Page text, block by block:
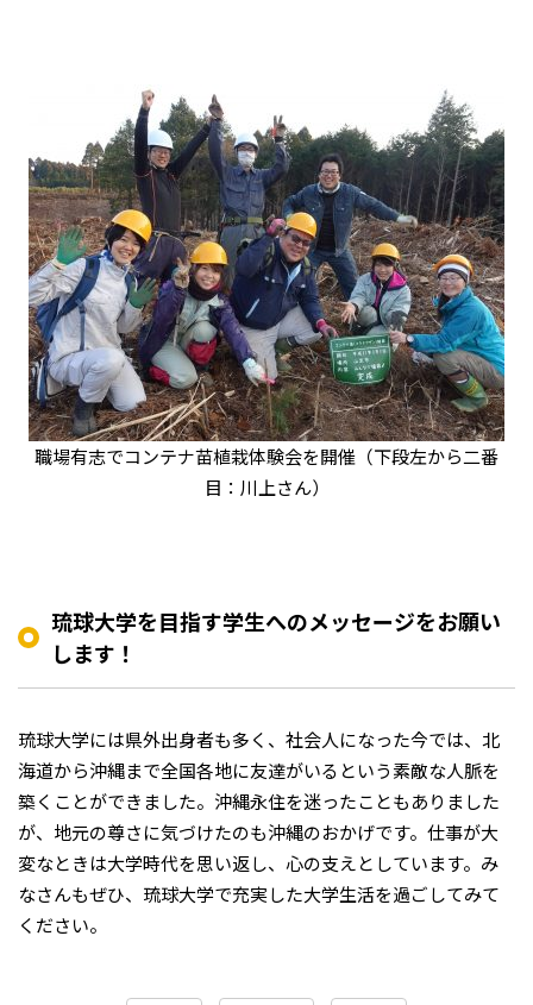
職場有志でコンテナ苗植栽体験会を開催（下段左から二番
目：川上さん）
琉球大学を目指す学生へのメッセージをお願い
します！
琉球大学には県外出身者も多く、社会人になった今では、北
海道から沖縄まで全国各地に友達がいるという素敵な人脈を
築くことができました。沖縄永住を迷ったこともありました
が、地元の尊さに気づけたのも沖縄のおかげです。仕事が大
変なときは大学時代を思い返し、心の支えとしています。み
なさんもぜひ、琉球大学で充実した大学生活を過ごしてみて
ください。